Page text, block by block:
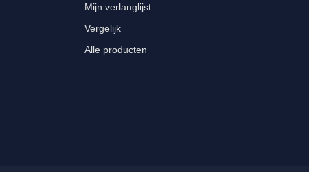
Mijn verlanglijst
Vergelijk
Alle producten